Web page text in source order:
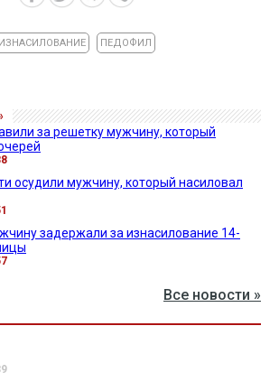
ИЗНАСИЛОВАНИЕ ПЕДОФИЛ
за решетку мужчину, который
осудили мужчину, который насиловал
задержали за изнасилование 14-
Все новости »